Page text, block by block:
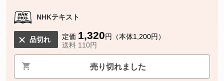
NHKテキスト
品切れ 定価 1,320円（本体1,200円）
送料 110円
売り切れました